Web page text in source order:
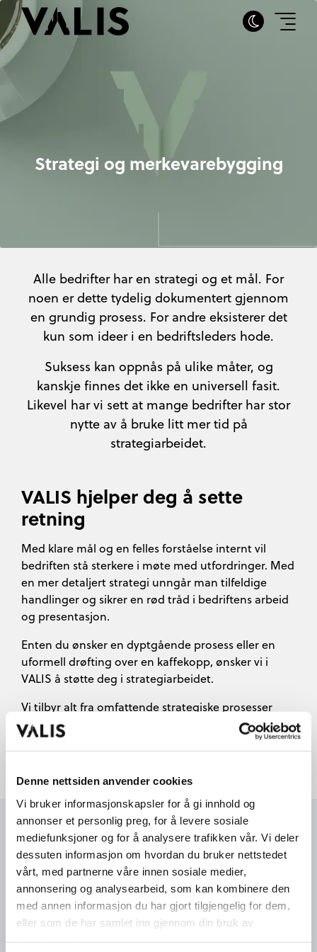
Denne nettsiden anvender cookies
Vi bruker informasjonskapsler for å gi innhold og
annonser et personlig preg, for å levere sosiale
mediefunksjoner og for å analysere trafikken vår. Vi deler
dessuten informasjon om hvordan du bruker nettstedet
vårt, med partnerne våre innen sosiale medier,
annonsering og analysearbeid, som kan kombinere den
med annen informasjon du har gjort tilgjengelig for dem,
eller som de har samlet inn gjennom din bruk av
Strategi og merkevarebygging
Alle bedrifter har en strategi og et mål. For
noen er dette tydelig dokumentert gjennom
en grundig prosess. For andre eksisterer det
kun som ideer i en bedriftsleders hode.
Suksess kan oppnås på ulike måter, og
kanskje finnes det ikke en universell fasit.
Likevel har vi sett at mange bedrifter har stor
nytte av å bruke litt mer tid på
strategiarbeidet.
VALIS hjelper deg å sette
retning
Med klare mål og en felles forståelse internt vil
bedriften stå sterkere i møte med utfordringer. Med
en mer detaljert strategi unngår man tilfeldige
handlinger og sikrer en rød tråd i bedriftens arbeid
og presentasjon.
Enten du ønsker en dyptgående prosess eller en
uformell drøfting over en kaffekopp, ønsker vi i
VALIS å støtte deg i strategiarbeidet.
Vi tilbyr alt fra omfattende strategiske prosesser
med dypdykk i bedriftens muligheter og
utfordringer, til mer uformelle samtaler som kan gi